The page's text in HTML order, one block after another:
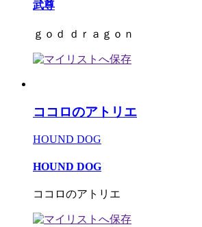
武尊
ｇｏｄ ｄｒａｇｏｎ
ココロのアトリエ
HOUND DOG
HOUND DOG
ココロのアトリエ